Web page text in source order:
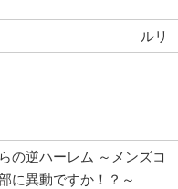
ルリ
の逆ハーレム ～メンズコ
に異動ですか！？～